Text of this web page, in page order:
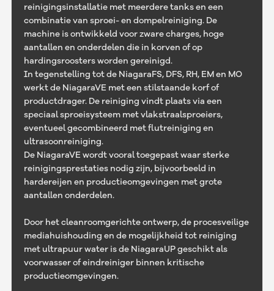
reinigingsinstallatie met meerdere tanks en een
combinatie van sproei- en dompelreiniging. De
machine is ontwikkeld voor zware charges, hoge
aantallen en onderdelen die in korven of op
hardingsroosters worden gereinigd.
In tegenstelling tot de NiagaraFS, DFS, RH, EM en MO
werkt de NiagaraVE met een stilstaande korf of
productdrager. De reiniging vindt plaats via een
speciaal sproeisysteem met vlakstraalsproeiers,
eventueel gecombineerd met flutreiniging en
ultrasoonreiniging.
De NiagaraVE wordt vooral toegepast waar sterke
reinigingsprestaties nodig zijn, bijvoorbeeld in
hardereijen en productieomgevingen met grote
aantallen onderdelen.
Door het cleanroomgerichte ontwerp, de procesveilige
mediahuishouding en de mogelijkheid tot reiniging
met ultrapuur water is de NiagaraUP geschikt als
voorwasser of eindreiniger binnen kritische
productieomgevingen.